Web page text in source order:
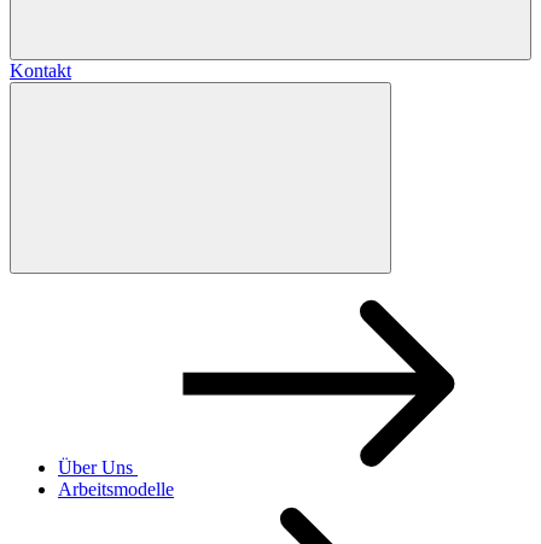
Kontakt
Über Uns
Arbeitsmodelle